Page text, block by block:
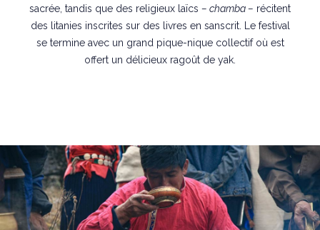
sacrée, tandis que des religieux laïcs – chamba – récitent
des litanies inscrites sur des livres en sanscrit. Le festival
se termine avec un grand pique-nique collectif où est
offert un délicieux ragoût de yak.